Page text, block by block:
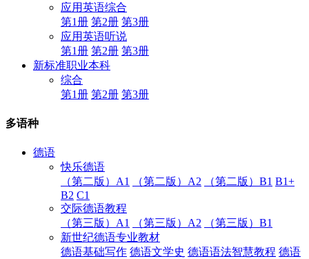
应用英语综合
第1册 第2册 第3册
应用英语听说
第1册 第2册 第3册
新标准职业本科
综合
第1册 第2册 第3册
多语种
德语
快乐德语
（第二版）A1
（第二版）A2 （第二版）B1 B1+
B2 C1
交际德语教程
（第三版）A1
（第三版）A2
（第三版）B1
新世纪德语专业教材
德语基础写作 德语文学史 德语语法智慧教程 德语